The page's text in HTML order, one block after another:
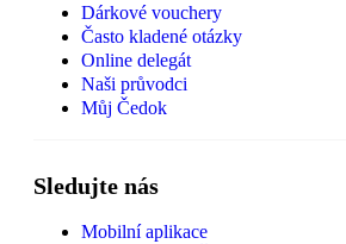
Dárkové vouchery
Často kladené otázky
Online delegát
Naši průvodci
Můj Čedok
Sledujte nás
Mobilní aplikace